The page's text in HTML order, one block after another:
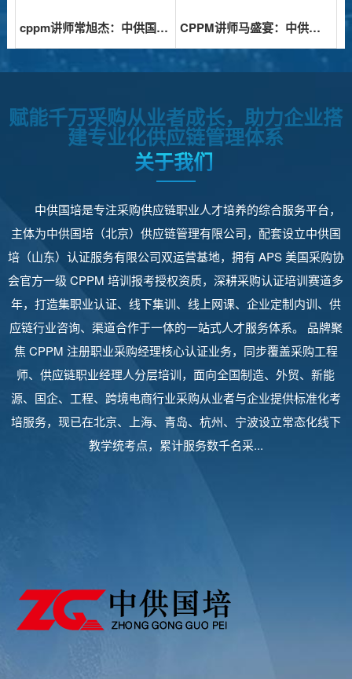
cppm讲师常旭杰：中供国培CPPM认证培训的实力派导师 CPPM讲师马盛宴：中供国培采购供应链人才培养的实践者
赋能千万采购从业者成长，助力企业搭
建专业化供应链管理体系
关于我们
中供国培是专注采购供应链职业人才培养的综合服务平台，
主体为中供国培（北京）供应链管理有限公司，配套设立中供国
培（山东）认证服务有限公司双运营基地，拥有 APS 美国采购协
会官方一级 CPPM 培训报考授权资质，深耕采购认证培训赛道多
年，打造集职业认证、线下集训、线上网课、企业定制内训、供
应链行业咨询、渠道合作于一体的一站式人才服务体系。 品牌聚
焦 CPPM 注册职业采购经理核心认证业务，同步覆盖采购工程
师、供应链职业经理人分层培训，面向全国制造、外贸、新能
源、国企、工程、跨境电商行业采购从业者与企业提供标准化考
培服务，现已在北京、上海、青岛、杭州、宁波设立常态化线下
教学统考点，累计服务数千名采...